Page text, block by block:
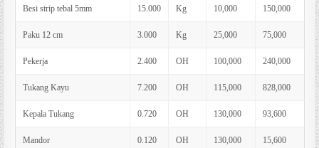
Besi strip tebal 5mm 15.000 Kg 10,000 150,000
Paku 12 cm 3.000 Kg 25,000 75,000
Pekerja 2.400 OH 100,000 240,000
Tukang Kayu 7.200 OH 115,000 828,000
Kepala Tukang 0.720 OH 130,000 93,600
Mandor 0.120 OH 130,000 15,600